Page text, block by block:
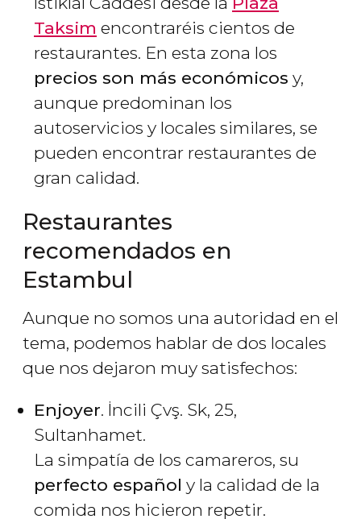
Taksim encontraréis cientos de
restaurantes. En esta zona los
precios son más económicos y,
aunque predominan los
autoservicios y locales similares, se
pueden encontrar restaurantes de
gran calidad.
Restaurantes
recomendados en
Estambul
Aunque no somos una autoridad en el
tema, podemos hablar de dos locales
que nos dejaron muy satisfechos:
Enjoyer. İncili Çvş. Sk, 25,
Sultanhamet.
La simpatía de los camareros, su
perfecto español y la calidad de la
comida nos hicieron repetir.